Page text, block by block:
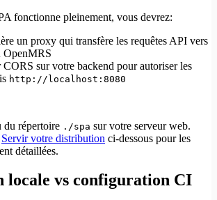
fonctionne pleinement, vous devrez:
un proxy qui transfère les requêtes API vers
OpenMRS
sur votre backend pour autoriser les
http://localhost:8080
du répertoire ./spa sur votre serveur web.
Servir votre distribution ci-dessous pour les
détaillées.
locale vs configuration CI